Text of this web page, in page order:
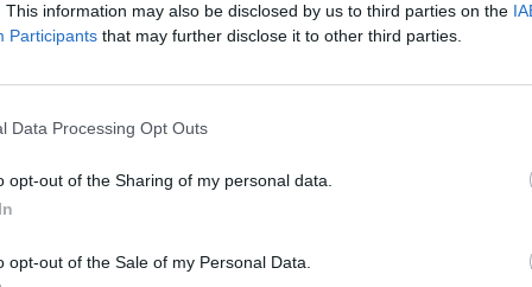
This information may also be disclosed by us to third parties on the
Participants that may further disclose it to other third parties.
Data Processing Opt Outs
opt-out of the Sharing of my personal data.
opt-out of the Sale of my Personal Data.
*Visas cenas portālā ManiZurnali.lv norādītas € ar PVN.
Žurnālu izdevumu skaits var atšķirties, kā to nosaka
`